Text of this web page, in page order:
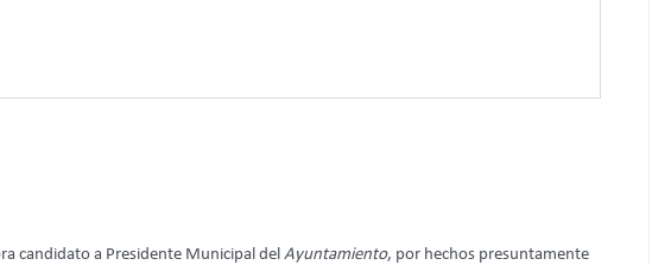
candidato a Presidente Municipal del Ayuntamiento, por hechos presuntamente